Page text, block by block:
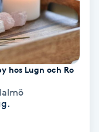
hos Lugn och Ro